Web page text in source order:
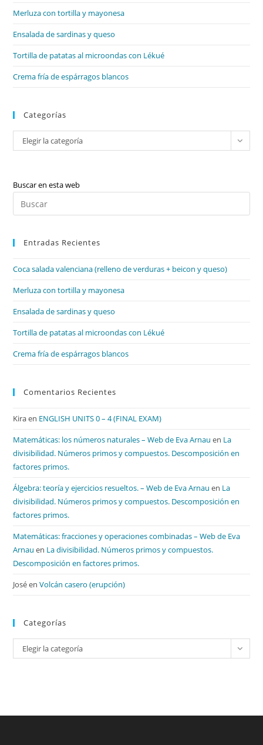
Merluza con tortilla y mayonesa
Ensalada de sardinas y queso
Tortilla de patatas al microondas con Lékué
Crema fría de espárragos blancos
Categorías
Categorías
Elegir la categoría
Buscar en esta web
Entradas Recientes
Coca salada valenciana (relleno de verduras + beicon y queso)
Merluza con tortilla y mayonesa
Ensalada de sardinas y queso
Tortilla de patatas al microondas con Lékué
Crema fría de espárragos blancos
Comentarios Recientes
Kiraen ENGLISH UNITS 0 – 4 (FINAL EXAM)
Matemáticas: los números naturales – Web de Eva Arnau en La
divisibilidad. Números primos y compuestos. Descomposición en
factores primos.
Álgebra: teoría y ejercicios resueltos. – Web de Eva Arnau en La
divisibilidad. Números primos y compuestos. Descomposición en
factores primos.
Matemáticas: fracciones y operaciones combinadas – Web de Eva
Arnau en La divisibilidad. Números primos y compuestos.
Descomposición en factores primos.
JoséenVolcán casero (erupción)
Categorías
Categorías
Elegir la categoría